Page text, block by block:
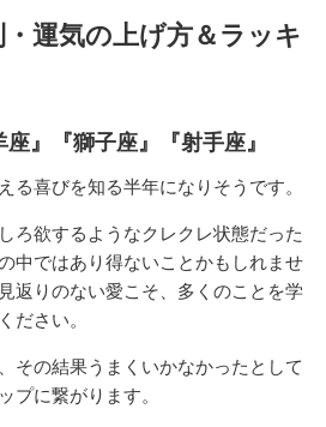
運気の上げ方＆ラッキ
』『獅子座』『射手座』
る喜びを知る半年になりそうです。
ろ欲するようなクレクレ状態だった
中ではあり得ないことかもしれませ
返りのない愛こそ、多くのことを学
ださい。
その結果うまくいかなかったとして
プに繋がります。